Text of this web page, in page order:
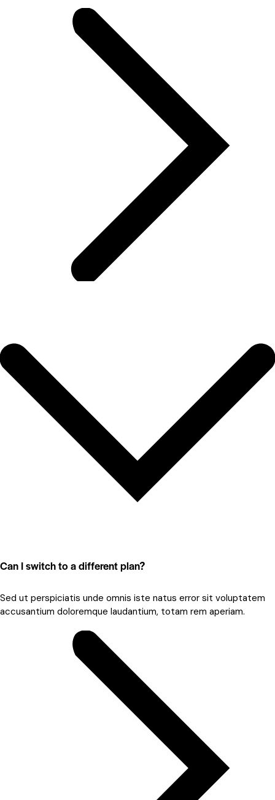
Can I switch to a different plan?
Sed ut perspiciatis unde omnis iste natus error sit voluptatem
accusantium doloremque laudantium, totam rem aperiam.